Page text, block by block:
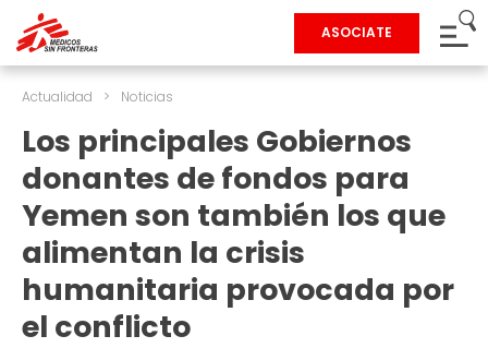
ASOCIATE
Actualidad > Noticias
Los principales Gobiernos
donantes de fondos para
Yemen son también los que
alimentan la crisis
humanitaria provocada por
el conflicto